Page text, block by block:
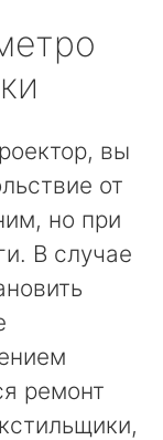
вы
от
но при
В случае
ремонт